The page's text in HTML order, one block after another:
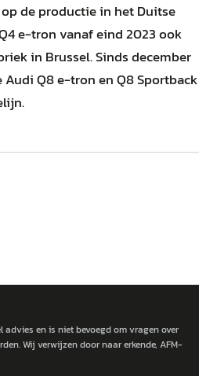
de productie in het Duitse
e-tron vanaf eind 2023 ook
in Brussel. Sinds december
Q8 e-tron en Q8 Sportback
en is niet bevoegd om vragen over
Wij verwijzen door naar erkende, AFM-